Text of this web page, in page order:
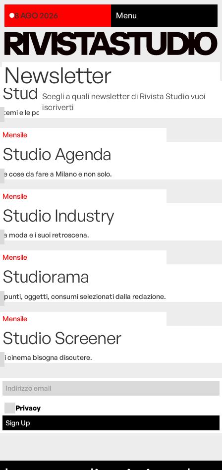
8 AGO 2026 Menu
Newsletter
Scegli a quali newsletter di Rivista Studio vuoi
iscriverti
Settimanale
Studio Bulletin
I temi e le polemiche della settimana.
Mensile
Studio Agenda
Le cose da fare a Milano e non solo.
Mensile
Studio Industry
La moda e i suoi retroscena.
Mensile
Studiorama
Spunti, oggetti, consumi selezionati dalla redazione.
Mensile
Studio Screener
Di cinema bisogna discutere.
Privacy